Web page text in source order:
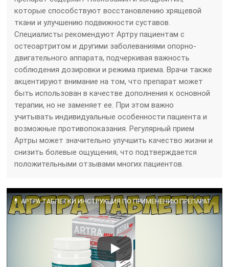
которые способствуют восстановлению хрящевой
ткани и улучшению подвижности суставов.
Специалисты рекомендуют Артру пациентам с
остеоартритом и другими заболеваниями опорно-
двигательного аппарата, подчеркивая важность
соблюдения дозировки и режима приема. Врачи также
акцентируют внимание на том, что препарат может
быть использован в качестве дополнения к основной
терапии, но не заменяет ее. При этом важно
учитывать индивидуальные особенности пациента и
возможные противопоказания. Регулярный прием
Артры может значительно улучшить качество жизни и
снизить болевые ощущения, что подтверждается
положительными отзывами многих пациентов.
💊 АРТРА ТАБЛЕТКИ ИНСТРУКЦИЯ ПО ПРИМЕНЕНИЮ ПРЕПАРАТА, ПОКАЗАНИЯ, КАК ПРИМЕНЯТЬ, ЛЕЧЕНИЕ ОСТЕОАРТРОЗА